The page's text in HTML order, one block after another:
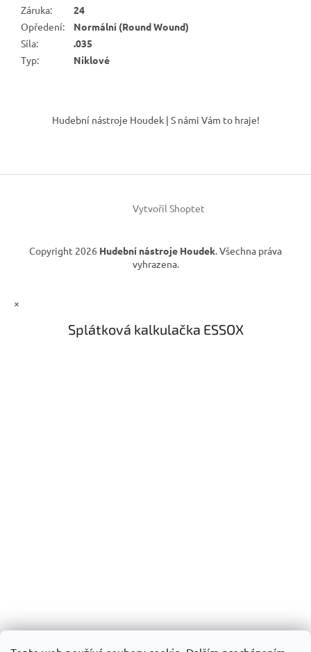
Záruka:
24
Opředení:
Normální (Round Wound)
Síla:
.035
Typ: Niklové
í
Hudební nástroje Houdek | S námi Vám to hraje!
Vytvořil Shoptet
Copyright 2026 Hudební nástroje Houdek. Všechna práva
vyhrazena.
×
Splátková kalkulačka ESSOX